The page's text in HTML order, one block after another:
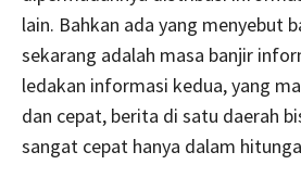
lain. Bahkan ada yang menyebut
sekarang adalah masa banjir
ledakan informasi kedua, yang
dan cepat, berita di satu daerah
sangat cepat hanya dalam